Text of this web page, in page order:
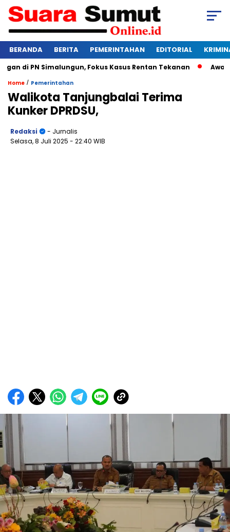
BERANDA BERITA PEMERINTAHAN EDITORIAL
PN Simalungun, Fokus Kasus Rentan Tekanan Awas
Home / Pemerintahan
Walikota Tanjungbalai Terima
Kunker DPRDSU,
Redaksi
- Jurnalis
Selasa, 8 Juli 2025 - 22:40 WIB